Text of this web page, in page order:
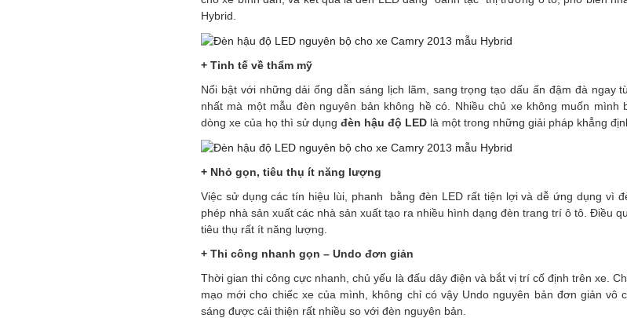
Hybrid.
+ Tinh tế về thẩm mỹ
Nổi bật với những dải ống dẫn sáng lịch lãm, sang trọng tạo dấu ấn đậm đà ngay
nhất mà một mẫu đèn nguyên bản không hề có. Nhiều chủ xe không muốn mình
dòng xe của họ thì sử dụng đèn hậu độ LED là một trong những giải pháp khẳng
+ Nhỏ gọn, tiêu thụ ít năng lượng
Việc sử dụng các tín hiệu lùi, phanh bằng đèn LED rất tiện lợi và dễ ứng dụng vì
phép nhà sản xuất các nhà sản xuất tạo ra nhiều hình dạng đèn trang trí ô tô. Điều
tiêu thụ rất ít năng lượng.
+ Thi công nhanh gọn – Undo đơn giản
Thời gian thi công cực nhanh, chủ yếu là đấu dây điện và bắt vị trí cố định trên xe.
mạo mới cho chiếc xe của mình, không chỉ có vậy Undo nguyên bản đơn giản vô
sáng được cải thiện rất nhiều so với đèn nguyên bản.